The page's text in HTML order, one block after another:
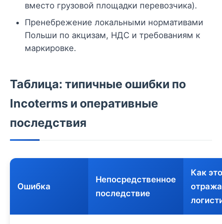
вместо грузовой площадки перевозчика).
Пренебрежение локальными нормативами
Польши по акцизам, НДС и требованиям к
маркировке.
Таблица: типичные ошибки по
Incoterms и оперативные
последствия
Ошибка
Непосредственное
последствие
Как это